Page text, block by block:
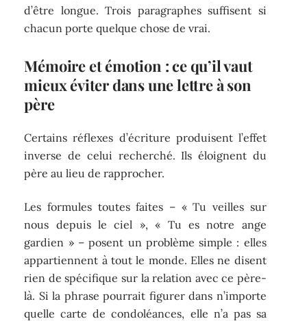
d’être longue. Trois paragraphes suffisent si
chacun porte quelque chose de vrai.
Mémoire et émotion : ce qu’il vaut
mieux éviter dans une lettre à son
père
Certains réflexes d’écriture produisent l’effet
inverse de celui recherché. Ils éloignent du
père au lieu de rapprocher.
Les formules toutes faites – « Tu veilles sur
nous depuis le ciel », « Tu es notre ange
gardien » – posent un problème simple : elles
appartiennent à tout le monde. Elles ne disent
rien de spécifique sur la relation avec ce père-
là. Si la phrase pourrait figurer dans n’importe
quelle carte de condoléances, elle n’a pas sa